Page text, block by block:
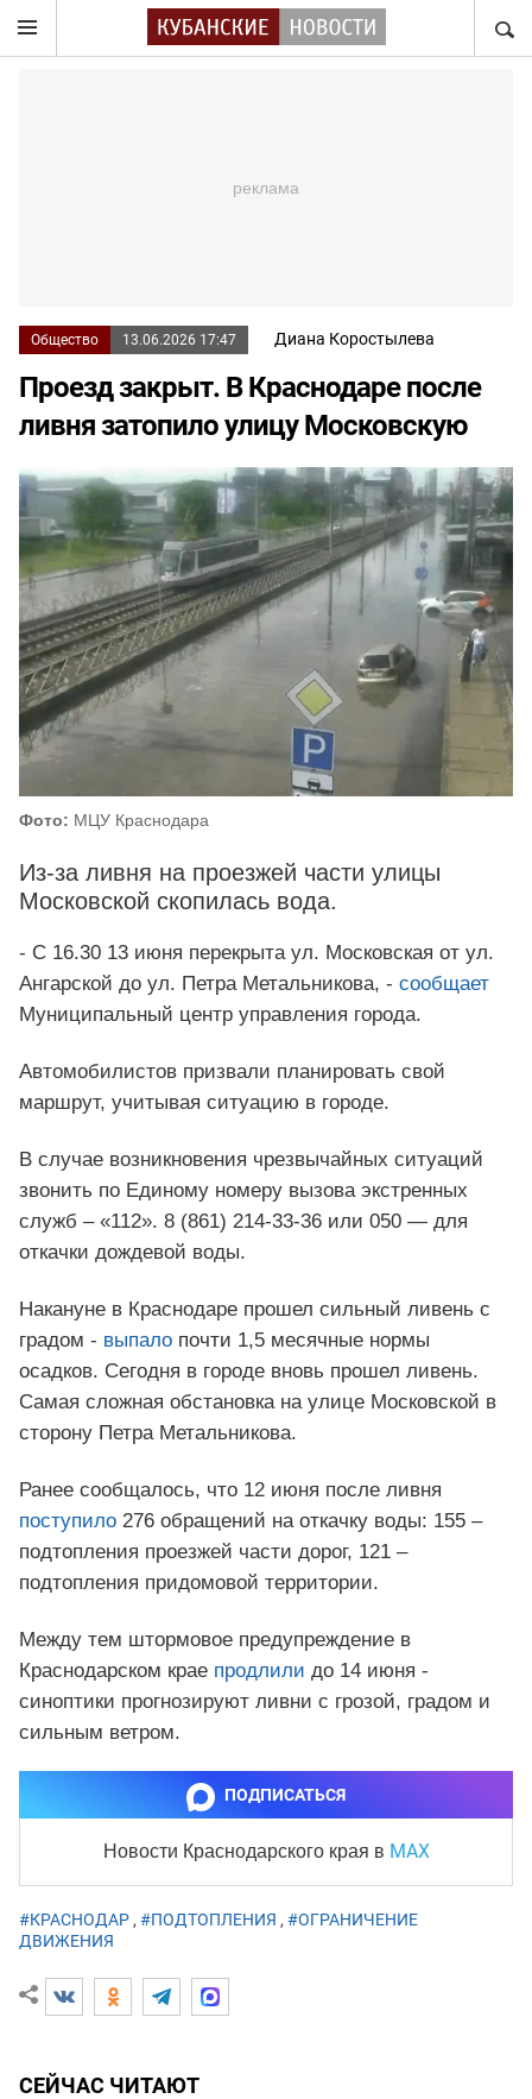
Общество 13.06.2026 17:47 Диана Коростылева
Проезд закрыт. В Краснодаре после
ливня затопило улицу Московскую
Фото: МЦУ Краснодара
Из-за ливня на проезжей части улицы
Московской скопилась вода.
- С 16.30 13 июня перекрыта ул. Московская от ул.
Ангарской до ул. Петра Метальникова, - сообщает
Муниципальный центр управления города.
Автомобилистов призвали планировать свой
маршрут, учитывая ситуацию в городе.
В случае возникновения чрезвычайных ситуаций
звонить по Единому номеру вызова экстренных
служб – «112». 8 (861) 214-33-36 или 050 — для
откачки дождевой воды.
Накануне в Краснодаре прошел сильный ливень с
градом - выпало почти 1,5 месячные нормы
осадков. Сегодня в городе вновь прошел ливень.
Самая сложная обстановка на улице Московской в
сторону Петра Метальникова.
Ранее сообщалось, что 12 июня после ливня
поступило 276 обращений на откачку воды: 155 –
подтопления проезжей части дорог, 121 –
подтопления придомовой территории.
Между тем штормовое предупреждение в
Краснодарском крае продлили до 14 июня -
синоптики прогнозируют ливни с грозой, градом и
сильным ветром.
ПОДПИСАТЬСЯ
Новости Краснодарского края в MAX
#КРАСНОДАР, #ПОДТОПЛЕНИЯ , #ОГРАНИЧЕНИЕ
ДВИЖЕНИЯ
СЕЙЧАС ЧИТАЮТ